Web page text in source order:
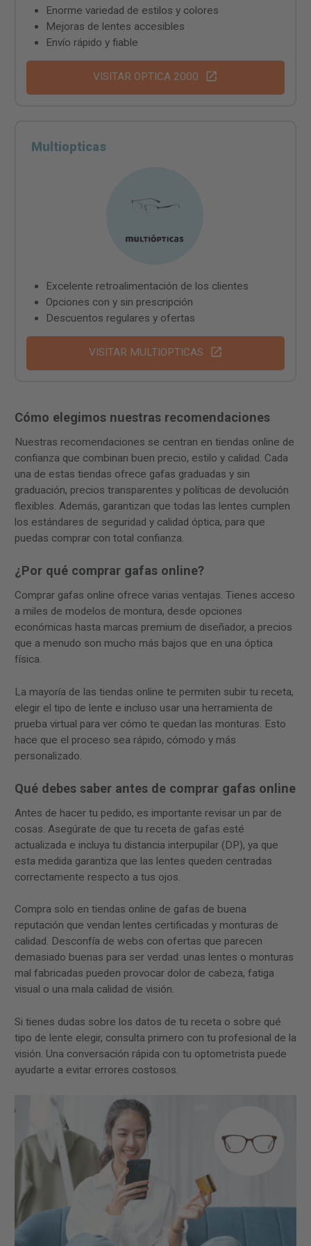
Enorme variedad de estilos y colores
Mejoras de lentes accesibles
Envío rápido y fiable
VISITAR OPTICA 2000
Multiopticas
Excelente retroalimentación de los clientes
Opciones con y sin prescripción
Descuentos regulares y ofertas
VISITAR MULTIOPTICAS
Cómo elegimos nuestras recomendaciones
Nuestras recomendaciones se centran en tiendas online de
confianza que combinan buen precio, estilo y calidad. Cada
una de estas tiendas ofrece gafas graduadas y sin
graduación, precios transparentes y políticas de devolución
flexibles. Además, garantizan que todas las lentes cumplen
los estándares de seguridad y calidad óptica, para que
puedas comprar con total confianza.
¿Por qué comprar gafas online?
Comprar gafas online ofrece varias ventajas. Tienes acceso
a miles de modelos de montura, desde opciones
económicas hasta marcas premium de diseñador, a precios
que a menudo son mucho más bajos que en una óptica
física.
La mayoría de las tiendas online te permiten subir tu receta,
elegir el tipo de lente e incluso usar una herramienta de
prueba virtual para ver cómo te quedan las monturas. Esto
hace que el proceso sea rápido, cómodo y más
personalizado.
Qué debes saber antes de comprar gafas online
Antes de hacer tu pedido, es importante revisar un par de
cosas. Asegúrate de que tu receta de gafas esté
actualizada e incluya tu distancia interpupilar (DP), ya que
esta medida garantiza que las lentes queden centradas
correctamente respecto a tus ojos.
Compra solo en tiendas online de gafas de buena
reputación que vendan lentes certificadas y monturas de
calidad. Desconfía de webs con ofertas que parecen
demasiado buenas para ser verdad: unas lentes o monturas
mal fabricadas pueden provocar dolor de cabeza, fatiga
visual o una mala calidad de visión.
Si tienes dudas sobre los datos de tu receta o sobre qué
tipo de lente elegir, consulta primero con tu profesional de la
visión. Una conversación rápida con tu optometrista puede
ayudarte a evitar errores costosos.